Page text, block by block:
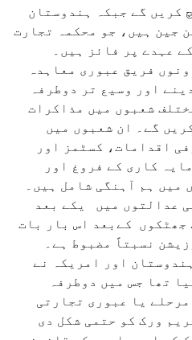
کریں گے جبکہ ہندوستان
جین ہیں، جو محکمہ تجارت
عہدے پر فائز ہیں۔
فریق عبوری معاہدہ
اور وسیع تر دوطرفہ
شعبوں میں مذاکرات
گے۔ ان شعبوں میں
اقدامات، کسٹمز اور
کاری کے فروغ اور
میں ہم آہنگی شامل ہیں۔
عدالتوں میں یکے بعد
والے جھٹکوں کےبعد اس بار بات
نسبتاً مضبوط ہے۔
کو ہندوستان اور امریکہ نے
تھا جس میں دوطرفہ
یا عبوری تجارتی
ورک کو حتمی شکل دی